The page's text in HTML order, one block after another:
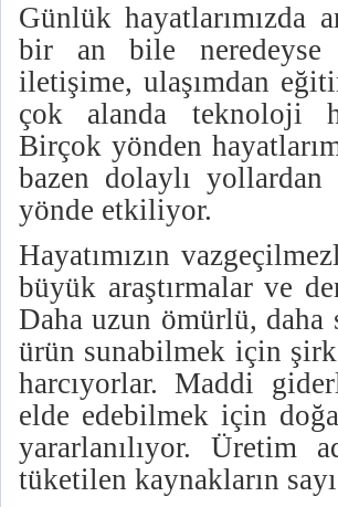
Günlük hayatlarımızda
bir an bile neredeyse
iletişime, ulaşımdan
çok alanda teknoloji
Birçok yönden
bazen dolaylı yollardan
yönde etkiliyor.
Hayatımızın
büyük araştırmalar ve
Daha uzun ömürlü,
ürün sunabilmek için
harcıyorlar. Maddi
elde edebilmek için
yararlanılıyor.
tüketilen kaynakların